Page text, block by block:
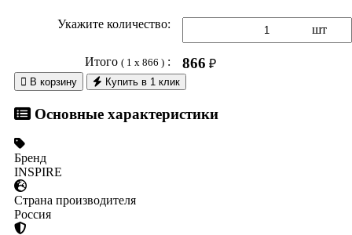
Укажите количество: шт
Итого ( 1 x 866 ): 866 ₽
 В корзину Купить в 1 клик
Основные характеристики
Бренд
INSPIRE
Страна производителя
Россия